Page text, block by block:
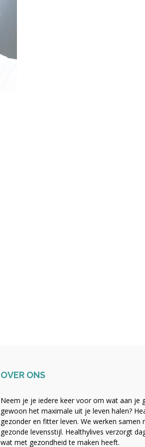
OVER ONS
Neem je je iedere keer voor om wat aan je
gewoon het maximale uit je leven halen?
gezonder en fitter leven. We werken
gezonde levensstijl. Healthylives verzorgt
wat met gezondheid te maken heeft.